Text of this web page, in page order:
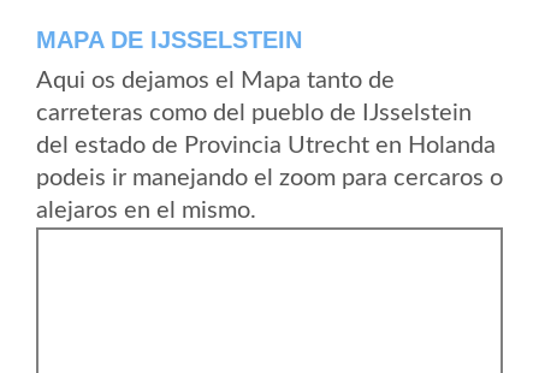
MAPA DE IJSSELSTEIN
Aqui os dejamos el Mapa tanto de
carreteras como del pueblo de IJsselstein
del estado de Provincia Utrecht en Holanda
podeis ir manejando el zoom para cercaros o
alejaros en el mismo.